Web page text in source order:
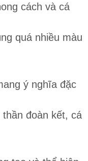
cách và cá
quá nhiều màu
ý nghĩa đặc
đoàn kết, cá